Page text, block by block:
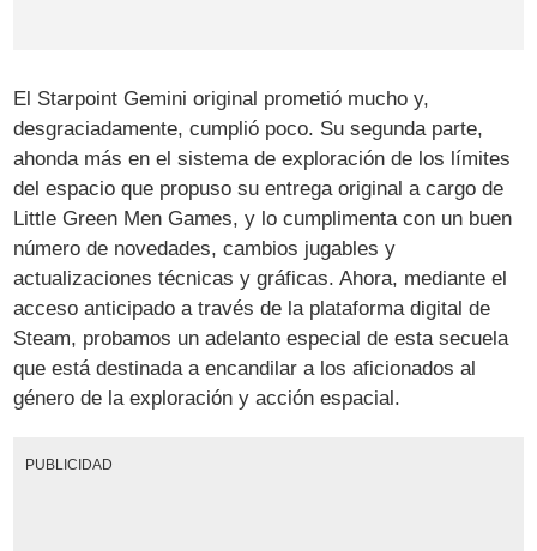
El Starpoint Gemini original prometió mucho y,
desgraciadamente, cumplió poco. Su segunda parte,
ahonda más en el sistema de exploración de los límites
del espacio que propuso su entrega original a cargo de
Little Green Men Games, y lo cumplimenta con un buen
número de novedades, cambios jugables y
actualizaciones técnicas y gráficas. Ahora, mediante el
acceso anticipado a través de la plataforma digital de
Steam, probamos un adelanto especial de esta secuela
que está destinada a encandilar a los aficionados al
género de la exploración y acción espacial.
PUBLICIDAD